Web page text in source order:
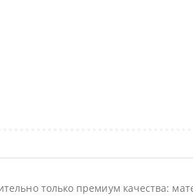
только премиум качества: